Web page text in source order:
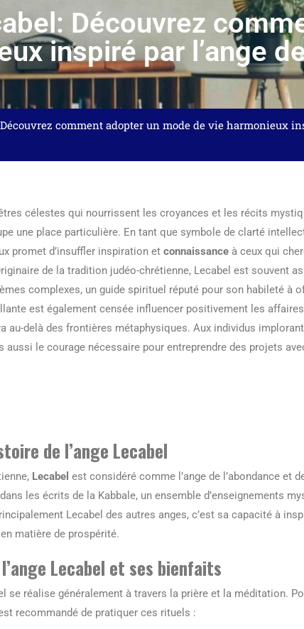
Découvrez
inspiré par l’ange
comment adopter un mode de vie harmonieux
célestes qui nourrissent les croyances et les récits
une place particulière. En tant que symbole de clarté
promet d’insuffler inspiration et connaissance à ceux qui
de la tradition judéo-chrétienne, Lecabel est souvent
complexes, un guide spirituel réputé pour son habileté à
est également censée influencer positivement les
au-delà des frontières métaphysiques. Aux individus
aussi le courage nécessaire pour entreprendre des projets
de l’ange Lecabel
Lecabel est considéré comme l’ange de l’abondance et
les écrits de la Kabbale, un ensemble d’enseignements
Lecabel des autres anges, c’est sa capacité à
matière de prospérité.
Lecabel et ses bienfaits
se réalise généralement à travers la prière et la méditation.
recommandé de pratiquer ces rituels :